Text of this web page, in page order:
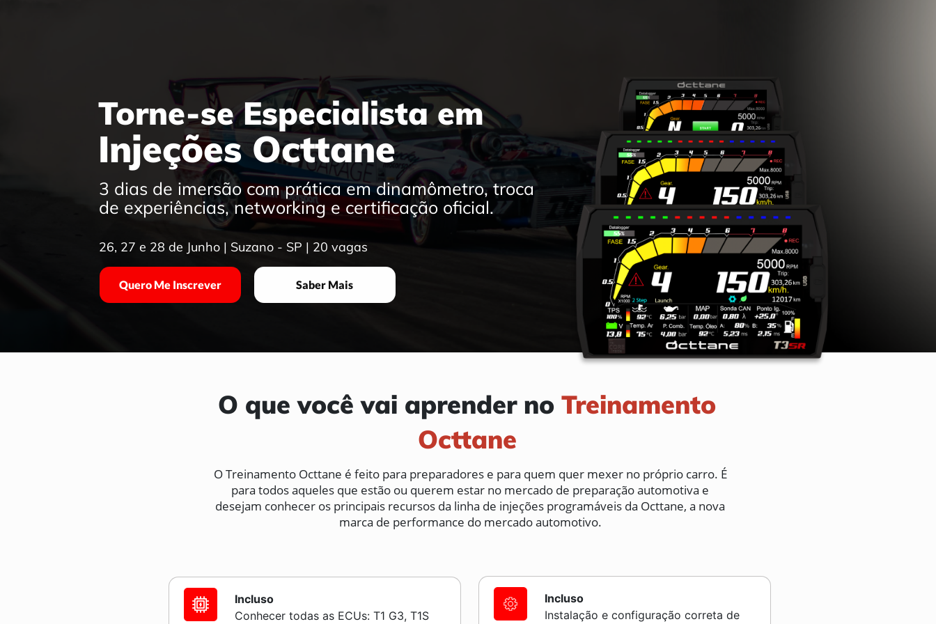
Torne-se Especialista em
Injeções Octtane
3 dias de imersão com prática em dinamômetro, troca
de experiências, networking e certificação oficial.
26, 27 e 28 de Junho | Suzano - SP | 20 vagas
Quero Me Inscrever Saber Mais
O que você vai aprender no Treinamento
Octtane
O Treinamento Octtane é feito para preparadores e para quem quer mexer no próprio carro. É
para todos aqueles que estão ou querem estar no mercado de preparação automotiva e
desejam conhecer os principais recursos da linha de injeções programáveis da Octtane, a nova
marca de performance do mercado automotivo.
Incluso
Conhecer todas as ECUs: T1 G3, T1S
Incluso
Instalação e configuração correta de